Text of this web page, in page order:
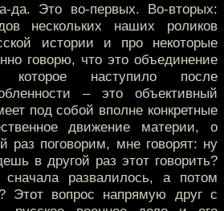
да. Это во-первых. Во-вторых:
нескольких наших роликов
истории и про некоторые
говорю, что это объединение
которое наступило после
– это объективный
под собой вполне конкретные
движение материи, о
раз поговорим, мне говорят: ну
в другой раз этот говорить?
развалилось, а потом
Этот вопрос напрямую друг с